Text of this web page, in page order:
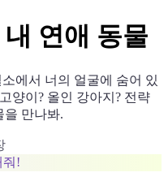
연애 동물
에서 너의 얼굴에 숨어 있
양이? 올인 강아지? 전략
을 만나봐.
줘!